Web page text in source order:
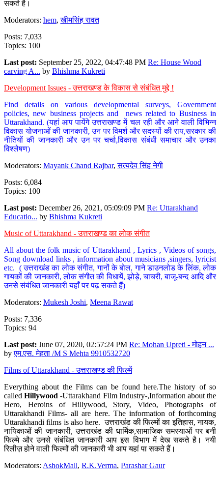
सकते है।
Moderators: hem,खीमसिंह रावत
Posts: 7,033
Topics: 100
Last post: September 25, 2022, 04:47:48 PM Re: House Wood
carving A... by Bhishma Kukreti
Development Issues - उत्तराखण्ड के विकास से संबंधित मुद्दे !
Find details on various developmental surveys, Government
policies, new business projects and news related to Business in
Uttarakhand. (यहां आप पायेंगे उत्तराखण्ड में चल रही और आने वाली विभिन्न
विकास योजनाओं की जानकारी, उन पर विमर्श और सदस्यों की राय,सरकार की
नीतियों की जानकारी और उन पर चर्चा,विकास संबंधी समाचार और उनका
विश्लेषण)
Moderators: Mayank Chand Rajbar,सत्यदेव सिंह नेगी
Posts: 6,084
Topics: 100
Last post: December 26, 2021, 05:09:09 PM Re: Uttarakhand
Educatio... by Bhishma Kukreti
Music of Uttarakhand - उत्तराखण्ड का लोक संगीत
All about the folk music of Uttarakhand , Lyrics , Videos of songs,
Song download links , information about musicians ,singers, lyricist
etc. ( उत्तराखंड का लोक संगीत, गानों के बोल, गाने डाउनलोड के लिंक, लोक
गायकों की जानकारी, लोक संगीत की विधायें, झोड़े, चाचरी, बाजू-बन्द आदि और
उनसे संबंधित जानकारी यहाँ पर पढ़ सकते हैं)
Moderators: Mukesh Joshi, Meena Rawat
Posts: 7,336
Topics: 94
Last post: June 07, 2020, 02:57:24 PM Re: Mohan Upreti - मोहन ...
byएम.एस. मेहता /M S Mehta 9910532720
Films of Uttarakhand - उत्तराखण्ड की फिल्में
Everything about the Films can be found here.The history of so
calledHillywood-Uttarakhand Film Industry-,Information about the
Hero, Heroins of Hillywood, Story, Video, Photographs of
Uttarakhandi Films- all are here. The information of forthcoming
Uttarakhandi films is also here. उत्तराखंड की फिल्मों का इतिहास, नायक,
नायिकाओं की जानकारी, उत्तराखंड की धार्मिक,सामाजिक समस्याओं पर बनी
फिल्मे और उनसे संबंधित जानकारी आप इस विभाग में देख सकते है। नयी
रिलीज़ होने वाली फिल्मों की जानकारी भी आप यहां पा सकते हैं।
Moderators: AshokMall, R.K.Verma, Parashar Gaur